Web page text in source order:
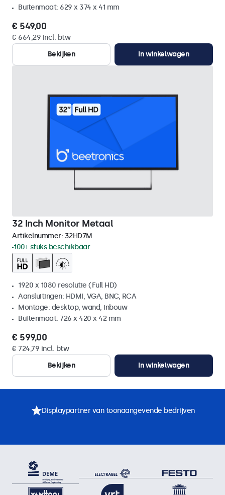
Buitenmaat: 629 x 374 x 41 mm
€ 549,00
€ 664,29 incl. btw
Bekijken
In winkelwagen
32 Inch Monitor Metaal
Artikelnummer: 32HD7M
100+ stuks beschikbaar
1920 x 1080 resolutie (Full HD)
Aansluitingen: HDMI, VGA, BNC, RCA
Montage: desktop, wand, inbouw
Buitenmaat: 726 x 420 x 42 mm
€ 599,00
€ 724,79 incl. btw
Bekijken
In winkelwagen
Displaypartner van toonaangevende bedrijven